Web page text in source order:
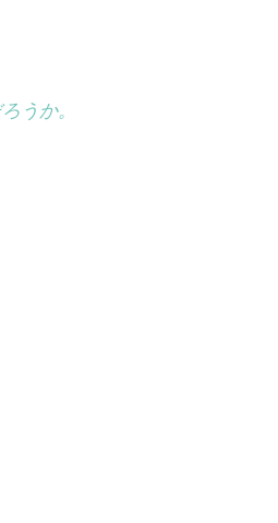
うか。